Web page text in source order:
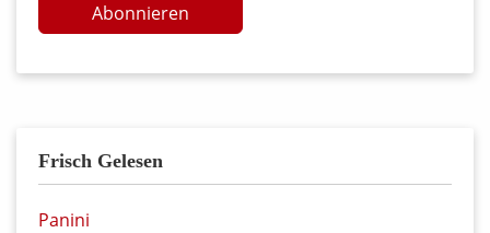
Abonnieren
Frisch Gelesen
Panini